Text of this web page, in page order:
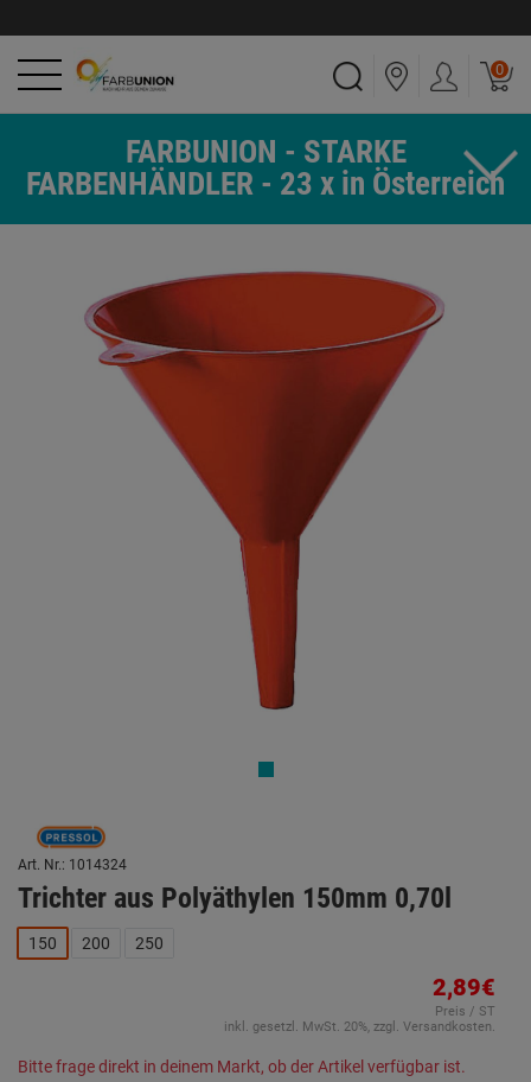
0
FARBUNION - STARKE
FARBENHÄNDLER - 23 x in Österreich
Art. Nr.: 1014324
Trichter aus Polyäthylen 150mm 0,70l
150 200 250
2,89€
Preis / ST
inkl. gesetzl. MwSt. 20%, zzgl. Versandkosten.
Bitte frage direkt in deinem Markt, ob der Artikel verfügbar ist.